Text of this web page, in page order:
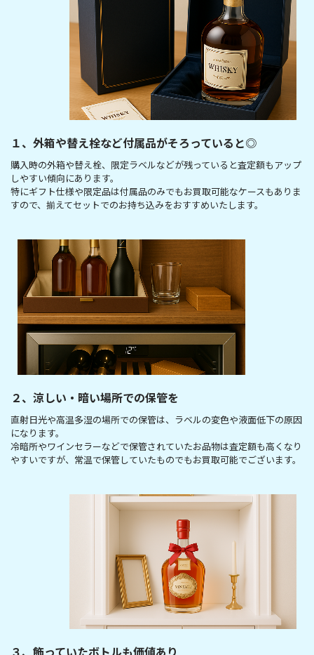
１、外箱や替え栓など付属品がそろっていると◎
購入時の外箱や替え栓、限定ラベルなどが残っていると査定額もアップ
しやすい傾向にあります。
特にギフト仕様や限定品は付属品のみでもお買取可能なケースもありま
すので、揃えてセットでのお持ち込みをおすすめいたします。
２、涼しい・暗い場所での保管を
直射日光や高温多湿の場所での保管は、ラベルの変色や液面低下の原因
になります。
冷暗所やワインセラーなどで保管されていたお品物は査定額も高くなり
やすいですが、常温で保管していたものでもお買取可能でございます。
３、飾っていたボトルも価値あり